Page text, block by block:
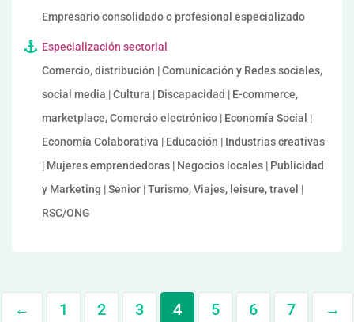
Empresario consolidado o profesional especializado
Especialización sectorial
Comercio, distribución | Comunicación y Redes sociales,
social media | Cultura | Discapacidad | E-commerce,
marketplace, Comercio electrónico | Economía Social |
Economía Colaborativa | Educación | Industrias creativas
| Mujeres emprendedoras | Negocios locales | Publicidad
y Marketing | Senior | Turismo, Viajes, leisure, travel |
RSC/ONG
← 1 2 3 4 5 6 7 →